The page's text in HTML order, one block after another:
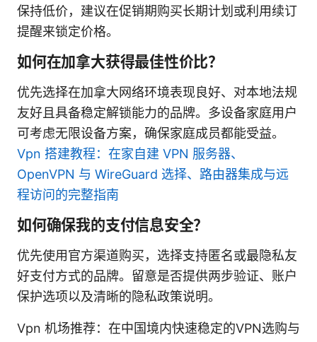
保持低价，建议在促销期购买长期计划或利用续订
提醒来锁定价格。
如何在加拿大获得最佳性价比？
优先选择在加拿大网络环境表现良好、对本地法规
友好且具备稳定解锁能力的品牌。多设备家庭用户
可考虑无限设备方案，确保家庭成员都能受益。
Vpn 搭建教程：在家自建 VPN 服务器、
OpenVPN 与 WireGuard 选择、路由器集成与远
程访问的完整指南
如何确保我的支付信息安全？
优先使用官方渠道购买，选择支持匿名或最隐私友
好支付方式的品牌。留意是否提供两步验证、账户
保护选项以及清晰的隐私政策说明。
Vpn 机场推荐：在中国境内快速稳定的VPN选购与